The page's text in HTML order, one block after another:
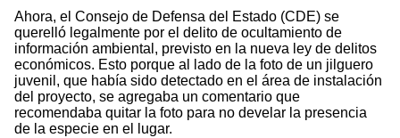
Ahora, el Consejo de Defensa del Estado (CDE) se
querelló legalmente por el delito de ocultamiento de
información ambiental, previsto en la nueva ley de delitos
económicos. Esto porque al lado de la foto de un jilguero
juvenil, que había sido detectado en el área de instalación
del proyecto, se agregaba un comentario que
recomendaba quitar la foto para no develar la presencia
de la especie en el lugar.